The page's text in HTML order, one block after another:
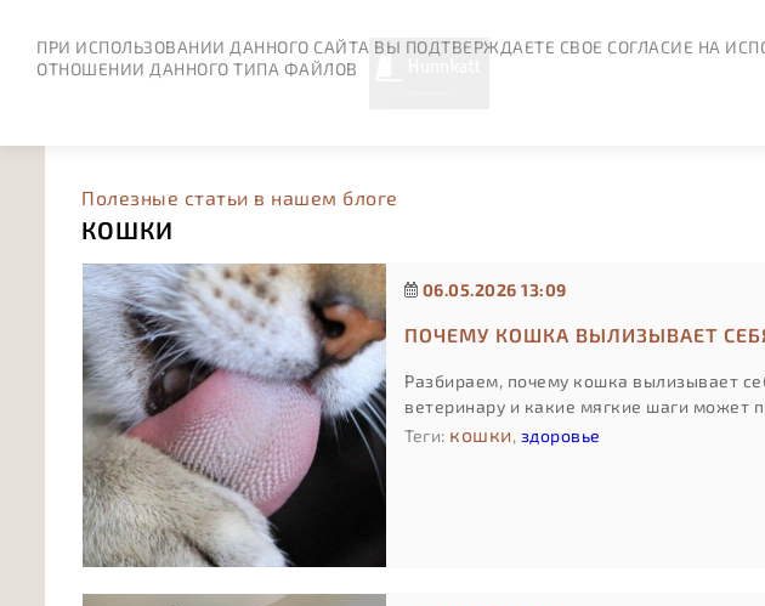
Полезные статьи в нашем блоге
КОШКИ
06.05.2026 13:09
ПОЧЕМУ КОШКА ВЫЛИЗЫВАЕТ
Разбираем, почему кошка вылизывает
ветеринару и какие мягкие шаги может
Теги: кошки, здоровье
ПРИ ИСПОЛЬЗОВАНИИ ДАННОГО САЙТА ВЫ ПОДТВЕРЖДАЕТЕ СВОЕ СОГЛАСИЕ НА
ОТНОШЕНИИ ДАННОГО ТИПА ФАЙЛОВ